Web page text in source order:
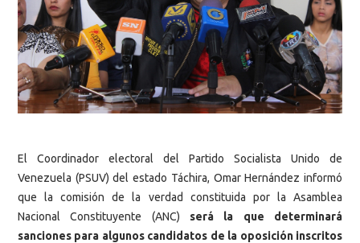
El Coordinador electoral del Partido Socialista Unido de
Venezuela (PSUV) del estado Táchira, Omar Hernández informó
que la comisión de la verdad constituida por la Asamblea
Nacional Constituyente (ANC) será la que determinará
sanciones para algunos candidatos de la oposición inscritos